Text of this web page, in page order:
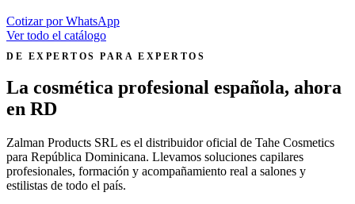
Cotizar por WhatsApp
Ver todo el catálogo
DE EXPERTOS PARA EXPERTOS
La cosmética profesional española, ahora
en RD
Zalman Products SRL es el distribuidor oficial de Tahe Cosmetics
para República Dominicana. Llevamos soluciones capilares
profesionales, formación y acompañamiento real a salones y
estilistas de todo el país.